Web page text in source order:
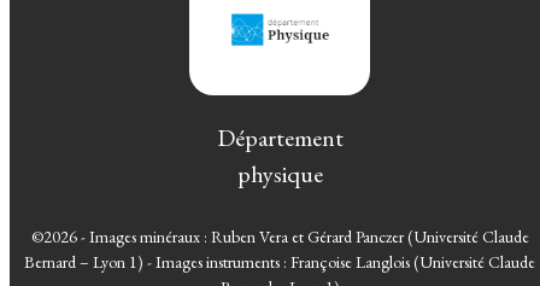
Département
physique
©2026 - Images minéraux : Ruben Vera et Gérard Panczer (Université Claude
Bernard – Lyon 1) - Images instruments : Françoise Langlois (Université Claude